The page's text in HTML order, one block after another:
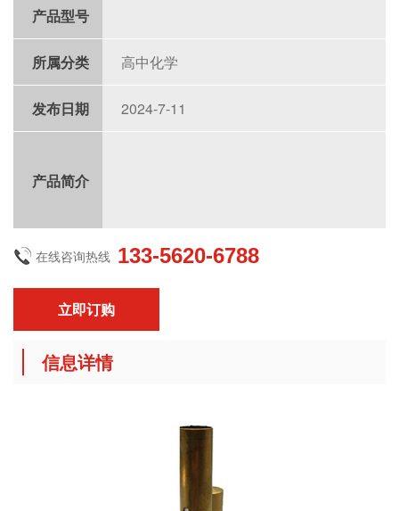
产品型号
所属分类 高中化学
发布日期 2024-7-11
产品简介
在线咨询热线 133-5620-6788
立即订购
信息详情